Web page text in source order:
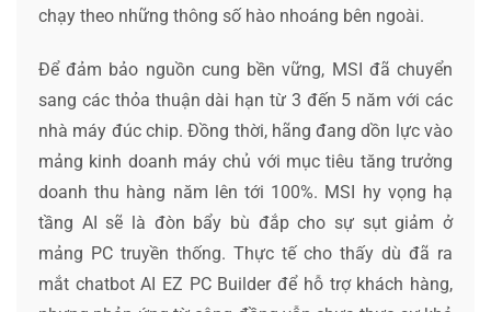
chạy theo những thông số hào nhoáng bên ngoài.
Để đảm bảo nguồn cung bền vững, MSI đã chuyển
sang các thỏa thuận dài hạn từ 3 đến 5 năm với các
nhà máy đúc chip. Đồng thời, hãng đang dồn lực vào
mảng kinh doanh máy chủ với mục tiêu tăng trưởng
doanh thu hàng năm lên tới 100%. MSI hy vọng hạ
tầng AI sẽ là đòn bẩy bù đắp cho sự sụt giảm ở
mảng PC truyền thống. Thực tế cho thấy dù đã ra
mắt chatbot AI EZ PC Builder để hỗ trợ khách hàng,